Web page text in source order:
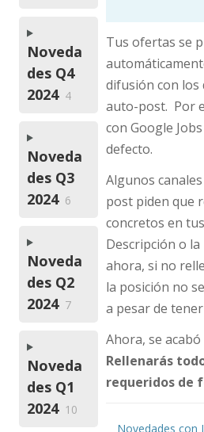
Tus ofertas se
difusión con los
auto-post. Por
con Google
defecto.
Algunos
post piden que
concretos en
Descripción o la
ahora, si no
la posición no
a pesar de
Ahora, se
Rellenarás
requeridos de
Novedades con
Noveda
des Q4
2024 4
Noveda
des Q3
2024 6
Noveda
des Q2
2024 7
Noveda
des Q1
2024 10